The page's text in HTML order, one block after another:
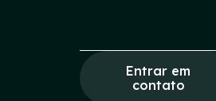
Entrar em
contato